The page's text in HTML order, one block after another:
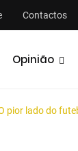
Contactos
Opinião
pior lado do